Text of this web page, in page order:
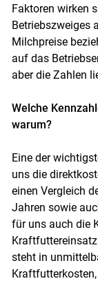
Faktoren wirken
Betriebszweiges
Milchpreise
auf das
aber die Zahlen
Welche
warum?
Eine der
uns die
einen Vergleich
Jahren sowie
für uns auch die
steht in